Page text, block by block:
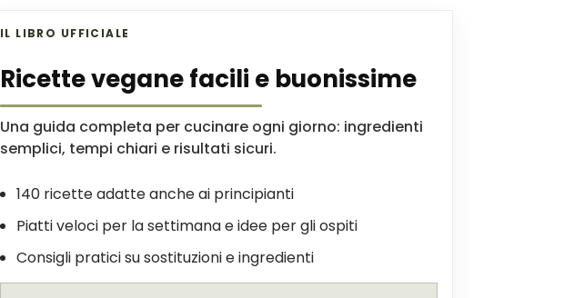
IL LIBRO UFFICIALE
Ricette vegane facili e buonissime
Una guida completa per cucinare ogni giorno: ingredienti
semplici, tempi chiari e risultati sicuri.
140 ricette adatte anche ai principianti
Piatti veloci per la settimana e idee per gli ospiti
Consigli pratici su sostituzioni e ingredienti